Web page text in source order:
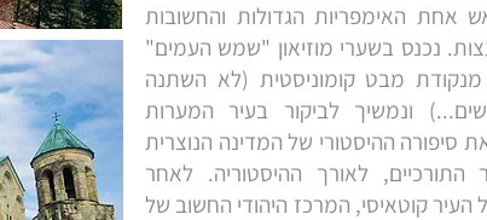
אחת האימפריות הגדולות והחשובות
המועצות. נכנס בשערי מוזיאון "שמש העמים"
מבט קומוניסטית (לא השתנה
ונמשיך לביקור בעיר המערות
סיפורה ההיסטורי של המדינה הנוצרית
התורכיים, לאורך ההיסטוריה. לאחר
העיר קוטאיסי, המרכז היהודי החשוב של